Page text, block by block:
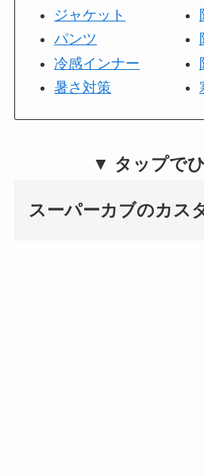
ジャケット
パンツ
冷感インナー
暑さ対策
▼ タップで
スーパーカブのカス